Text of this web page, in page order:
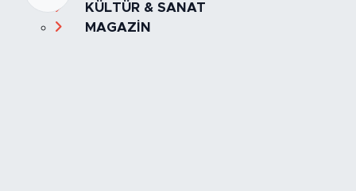
KÜLTÜR & SANAT
MAGAZİN